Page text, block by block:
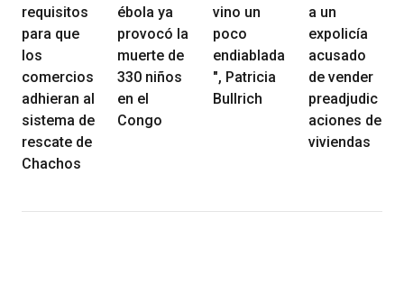
requisitos
para que
los
comercios
adhieran al
sistema de
rescate de
Chachos
ébola ya
provocó la
muerte de
330 niños
en el
Congo
vino un
poco
endiablada
", Patricia
Bullrich
a un
expolicía
acusado
de vender
preadjudic
aciones de
viviendas